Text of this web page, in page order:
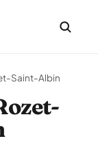
Saint-Albin